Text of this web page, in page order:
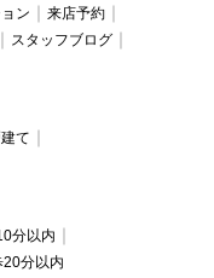
ン
来店予約
スタッフブログ
て
分以内
分以内